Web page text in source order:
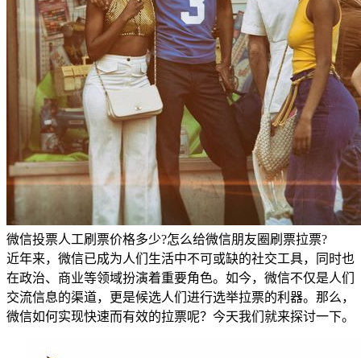
微信投票人工刷票价格多少?怎么给微信朋友圈刷票拉票?
近年来，微信已成为人们生活中不可或缺的社交工具，同时也
在政治、商业等领域扮演着重要角色。如今，微信不仅是人们
交流信息的渠道，更是候选人们进行选举拉票的利器。那么，
微信如何实现快速而有效的拉票呢？今天我们就来探讨一下。